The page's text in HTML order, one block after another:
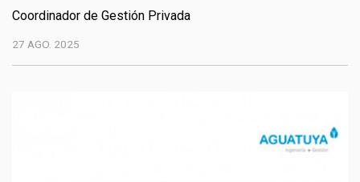
Coordinador de Gestión Privada
27 AGO. 2025